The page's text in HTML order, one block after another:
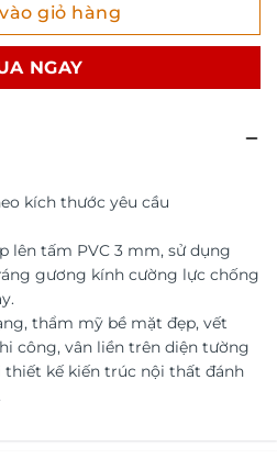
giỏ hàng
NGAY
kích thước yêu cầu
lên tấm PVC 3 mm, sử dụng
gương kính cường lực chống
thẩm mỹ bề mặt đẹp, vết
công, vân liền trên diện tường
thiết kế kiến trúc nội thất đánh